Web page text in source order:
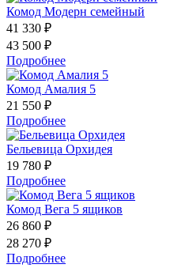
Комод Модерн семейный
41 330 ₽
43 500 ₽
Подробнее
Комод Амалия 5
21 550 ₽
Подробнее
Бельевица Орхидея
19 780 ₽
Подробнее
Комод Вега 5 ящиков
26 860 ₽
28 270 ₽
Подробнее